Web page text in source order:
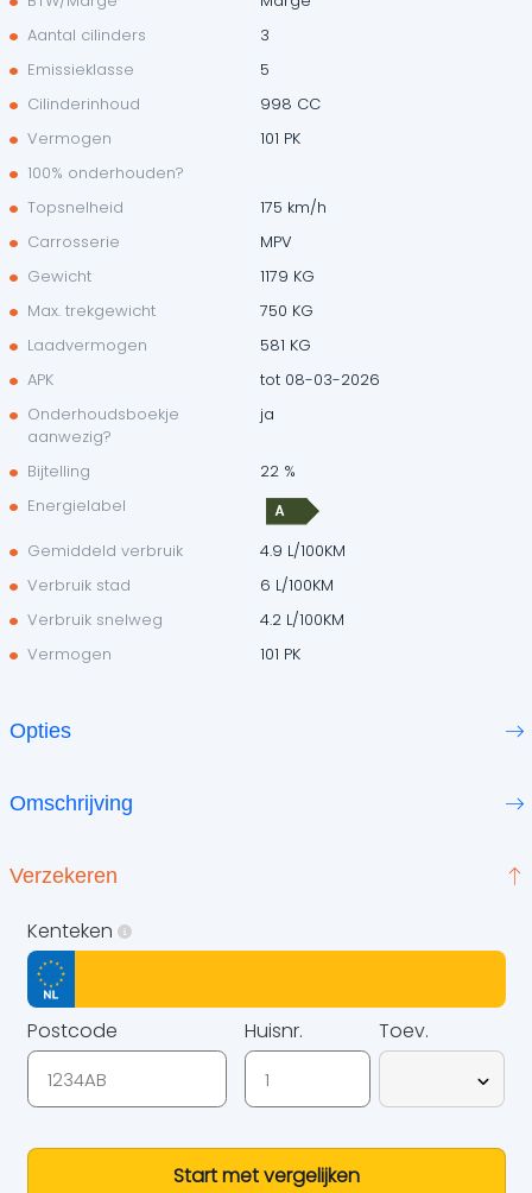
Aantal cilinders
3
Emissieklasse
5
Cilinderinhoud
998 CC
Vermogen
101 PK
100% onderhouden?
Topsnelheid
175 km/h
Carrosserie
MPV
Gewicht
1179 KG
Max. trekgewicht
750 KG
Laadvermogen
581 KG
APK
tot 08-03-2026
Onderhoudsboekje
aanwezig?
ja
Bijtelling
22 %
Energielabel
Gemiddeld verbruik
4.9 L/100KM
Verbruik stad
6 L/100KM
Verbruik snelweg
4.2 L/100KM
Vermogen
101 PK
Opties
Omschrijving
Verzekeren
Kenteken
Postcode Huisnr. Toev.
Start met vergelijken